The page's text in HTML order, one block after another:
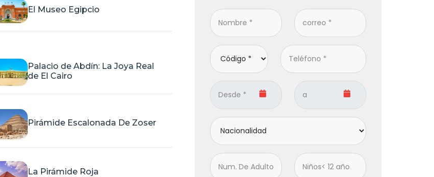
El Museo Egipcio
Palacio de Abdín: La Joya Real
de El Cairo
Pirámide Escalonada De Zoser
La Pirámide Roja